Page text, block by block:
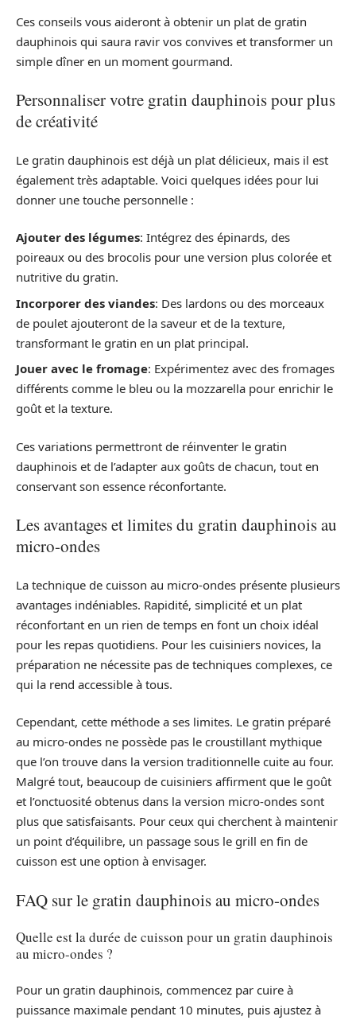
Ces conseils vous aideront à obtenir un plat de gratin
dauphinois qui saura ravir vos convives et transformer un
simple dîner en un moment gourmand.
Personnaliser votre gratin dauphinois pour plus
de créativité
Le gratin dauphinois est déjà un plat délicieux, mais il est
également très adaptable. Voici quelques idées pour lui
donner une touche personnelle :
Ajouter des légumes: Intégrez des épinards, des
poireaux ou des brocolis pour une version plus colorée et
nutritive du gratin.
Incorporer des viandes: Des lardons ou des morceaux
de poulet ajouteront de la saveur et de la texture,
transformant le gratin en un plat principal.
Jouer avec le fromage: Expérimentez avec des fromages
différents comme le bleu ou la mozzarella pour enrichir le
goût et la texture.
Ces variations permettront de réinventer le gratin
dauphinois et de l’adapter aux goûts de chacun, tout en
conservant son essence réconfortante.
Les avantages et limites du gratin dauphinois au
micro-ondes
La technique de cuisson au micro-ondes présente plusieurs
avantages indéniables. Rapidité, simplicité et un plat
réconfortant en un rien de temps en font un choix idéal
pour les repas quotidiens. Pour les cuisiniers novices, la
préparation ne nécessite pas de techniques complexes, ce
qui la rend accessible à tous.
Cependant, cette méthode a ses limites. Le gratin préparé
au micro-ondes ne possède pas le croustillant mythique
que l’on trouve dans la version traditionnelle cuite au four.
Malgré tout, beaucoup de cuisiniers affirment que le goût
et l’onctuosité obtenus dans la version micro-ondes sont
plus que satisfaisants. Pour ceux qui cherchent à maintenir
un point d’équilibre, un passage sous le grill en fin de
cuisson est une option à envisager.
FAQ sur le gratin dauphinois au micro-ondes
Quelle est la durée de cuisson pour un gratin dauphinois
au micro-ondes ?
Pour un gratin dauphinois, commencez par cuire à
puissance maximale pendant 10 minutes, puis ajustez à